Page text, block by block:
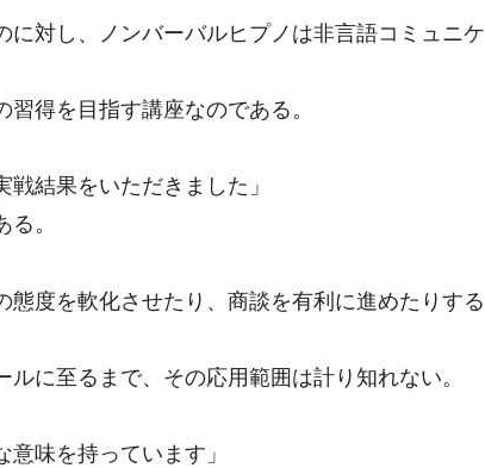
対し、ノンバーバルヒプノは非言語コミュニケ
得を目指す講座なのである。
結果をいただきました」
。
度を軟化させたり、商談を有利に進めたりする
に至るまで、その応用範囲は計り知れない。
味を持っています」